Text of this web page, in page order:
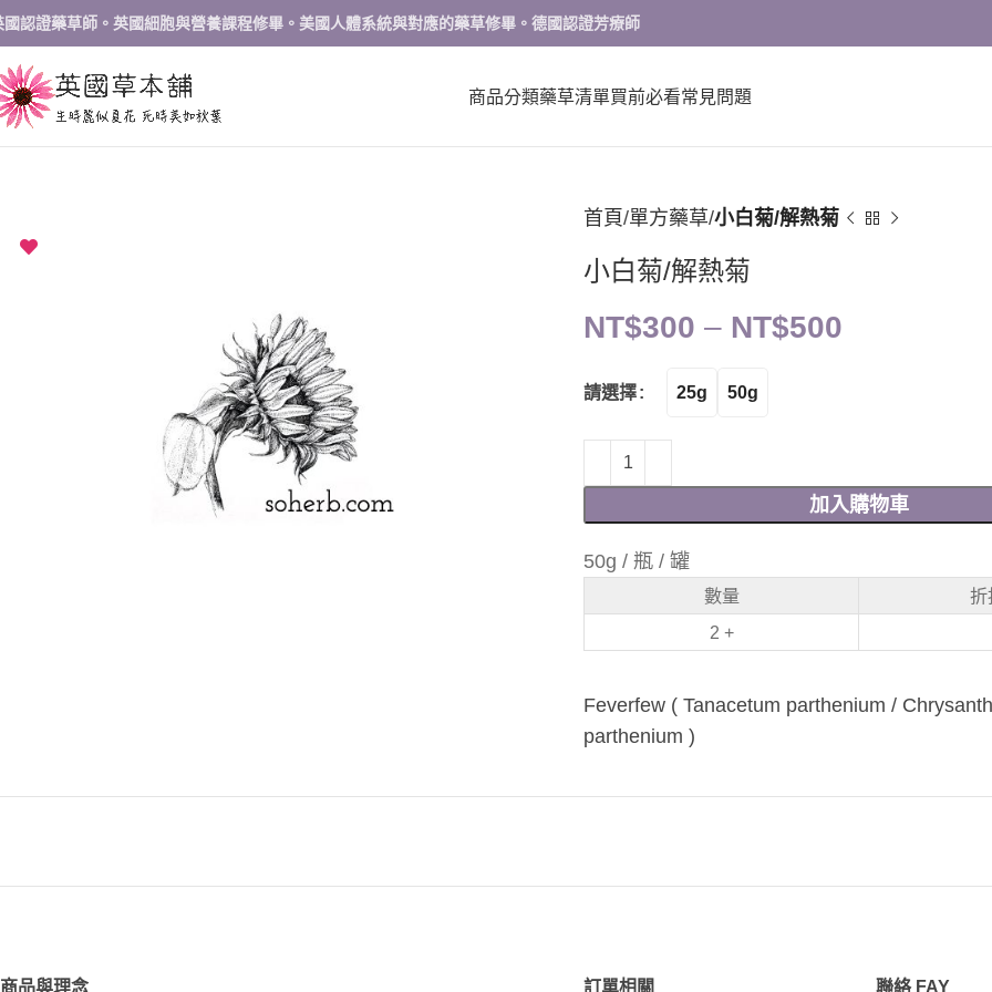
國認證藥草師。英國細胞與營養課程修畢。美國人體系統與對應的藥草修畢。德國認證芳療師
商品分類藥草清單買前必看常見問題
首頁 單方藥草 小白菊/解熱菊
小白菊/解熱菊
NT$300 – NT$500
請選擇 25g 50g
加入購物車
50g / 瓶 / 罐
數量
折
2 +
Feverfew ( Tanacetum parthenium /
parthenium )
商品與理念 訂單相關 聯絡 FAY